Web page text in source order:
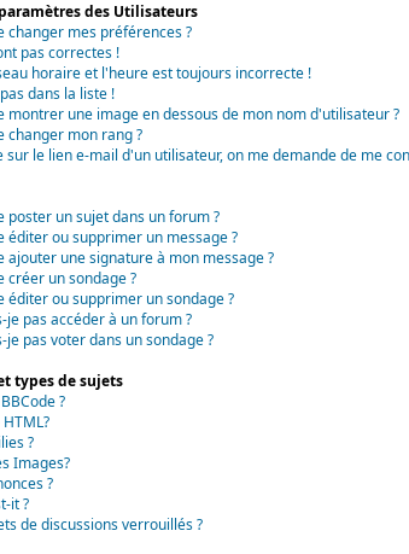
des Utilisateurs
changer mes préférences ?
pas correctes !
horaire et l'heure est toujours incorrecte !
dans la liste !
montrer une image en dessous de mon nom d'utilisateur ?
changer mon rang ?
sur le lien e-mail d'un utilisateur, on me demande de me
poster un sujet dans un forum ?
éditer ou supprimer un message ?
ajouter une signature à mon message ?
créer un sondage ?
éditer ou supprimer un sondage ?
je pas accéder à un forum ?
je pas voter dans un sondage ?
types de sujets
?
?
Images?
?
it ?
de discussions verrouillés ?